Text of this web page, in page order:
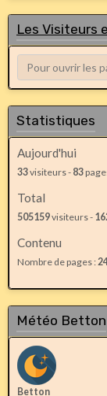
Les Visiteurs
Statistiques
Aujourd'hui
33visiteurs - 83
Total
505159visiteurs -
Contenu
Nombre de pages :
Météo Betton
Betton